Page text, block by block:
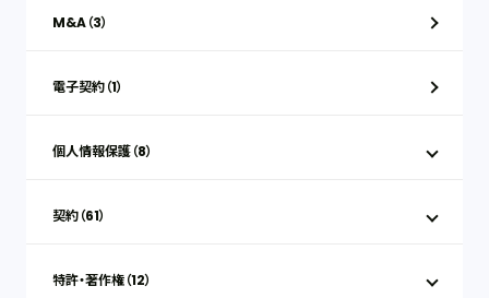
M&A（3）
電子契約（1）
個人情報保護（8）
契約（61）
特許・著作権（12）